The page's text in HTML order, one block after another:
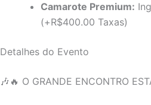
Camarote Premium:
(+R$400.00 Taxas)
Detalhes do Evento
🎶🔥 O GRANDE ENCONTRO